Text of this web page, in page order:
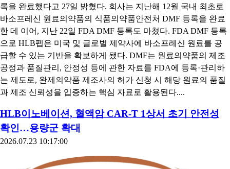
록을 완료했다고 27일 밝혔다. 회사는 지난해 12월 국내 최초로
바소프레신 원료의약품의 식품의약품안전처 DMF 등록을 완료
한 데 이어, 지난 22일 FDA DMF 등록도 마쳤다. FDA DMF 등록
으로 HLB펩은 미국 및 글로벌 제약사에 바소프레신 원료를 공
급할 수 있는 기반을 확보하게 됐다. DMF는 원료의약품의 제조
공정과 품질관리, 안정성 등에 관한 자료를 FDA에 등록·관리하
는 제도로, 완제의약품 제조사의 허가 신청 시 해당 원료의 품질
과 제조 신뢰성을 입증하는 핵심 자료로 활용된다....
HLB이노베이션, 혈액암 CAR-T 1상서 초기 안전성
확인…용량군 확대
2026.07.23 10:17:00